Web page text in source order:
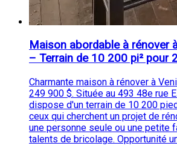
Maison abordable à rénover
– Terrain de 10 200 pi² pour
Charmante maison à rénover à
249 900 $. Située au 493 48e rue
dispose d'un terrain de 10 200
ceux qui cherchent un projet de
une personne seule ou une petite
talents de bricolage. Opportunité